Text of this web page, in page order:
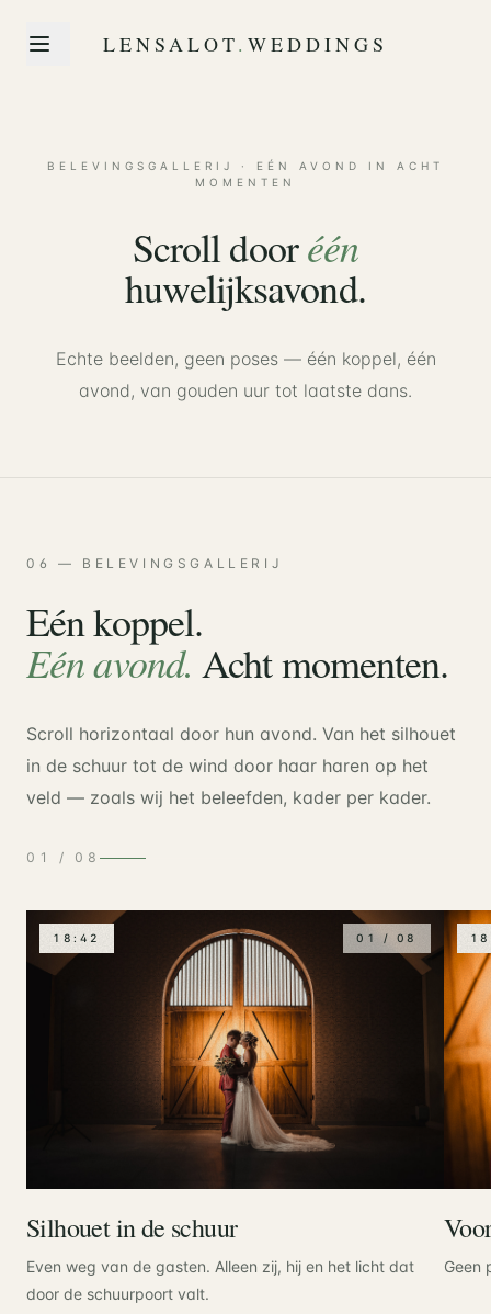
LENSALOT. WEDDINGS
BELEVINGSGALLERIJ · EÉN AVOND IN ACHT
MOMENTEN
Scroll dooréén
huwelijksavond.
Echte beelden, geen poses — één koppel, één
avond, van gouden uur tot laatste dans.
06 — BELEVINGSGALLERIJ
Eén koppel.
Eén avond. Acht momenten.
Scroll horizontaal door hun avond. Van het silhouet
in de schuur tot de wind door haar haren op het
veld — zoals wij het beleefden, kader per kader.
01 / 08
18:42 01 / 08
Silhouet in de schuur
Even weg van de gasten. Alleen zij, hij en het licht dat
door de schuurpoort valt.
Geen